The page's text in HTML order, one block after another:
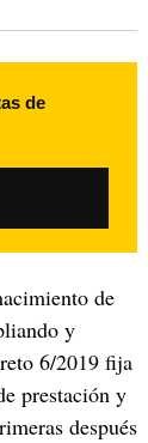
de
de
y
6/2019 fija
prestación y
después